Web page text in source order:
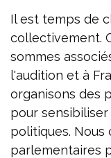
Il est temps de
collectivement.
sommes
l'audition et à
organisons des
pour
politiques. Nous
parlementaires